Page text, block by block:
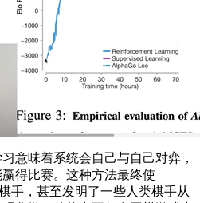
味着系统会自己与自己对弈，
得比赛。这种方法最终使
手，甚至发明了一些人类棋手从